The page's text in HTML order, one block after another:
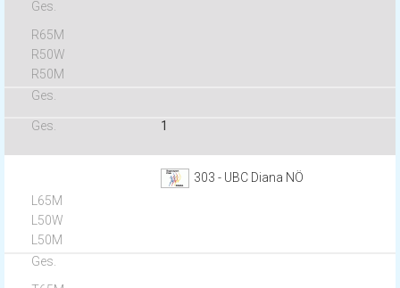
1
303 - UBC Diana NÖ